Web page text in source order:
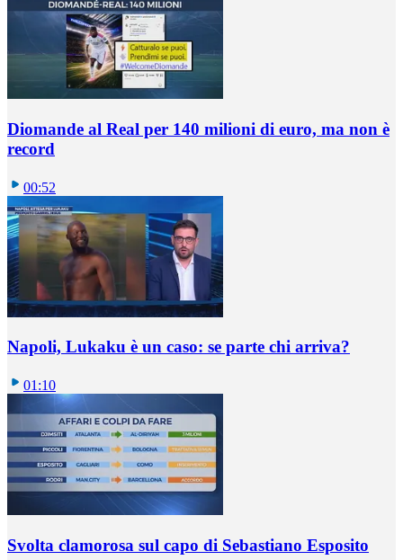
Diomande al Real per 140 milioni di euro, ma non è
record
00:52
Napoli, Lukaku è un caso: se parte chi arriva?
01:10
Svolta clamorosa sul capo di Sebastiano Esposito